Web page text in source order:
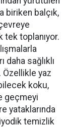
biriken balçık,
tek toplanıyor.
daha sağlıklı
yaz
koku,
geçmeyi
yataklarında
temizlik